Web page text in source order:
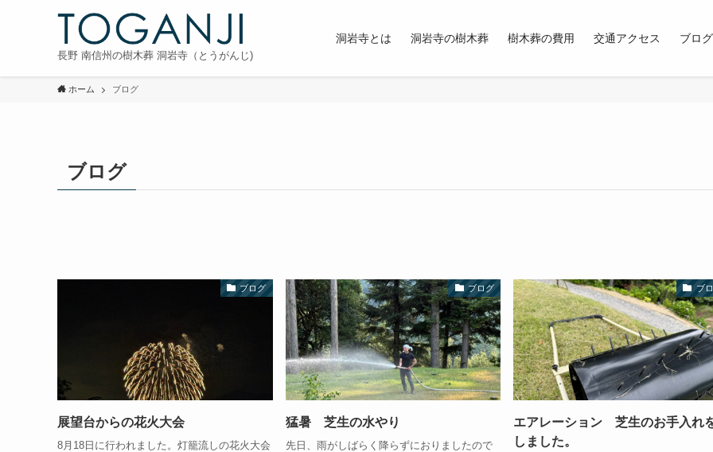
長野 南信州の樹木葬 洞岩寺（とうがんじ)
洞岩寺とは 洞岩寺の樹木葬 樹木葬の費用 交通アクセス ブログ
ホーム ブログ
ブログ
ブログ
展望台からの花火大会
8月18日に行われました。灯籠流しの花火大会
ブログ
猛暑 芝生の水やり
先日、雨がしばらく降らずにおりましたので
ブ
エアレーション 芝生のお手入れ
しました。